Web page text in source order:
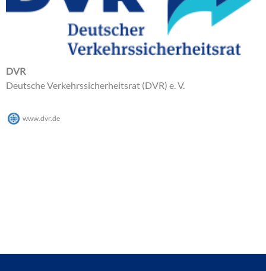
DVR
Deutsche Verkehrssicherheitsrat (DVR) e. V.
www.dvr.de